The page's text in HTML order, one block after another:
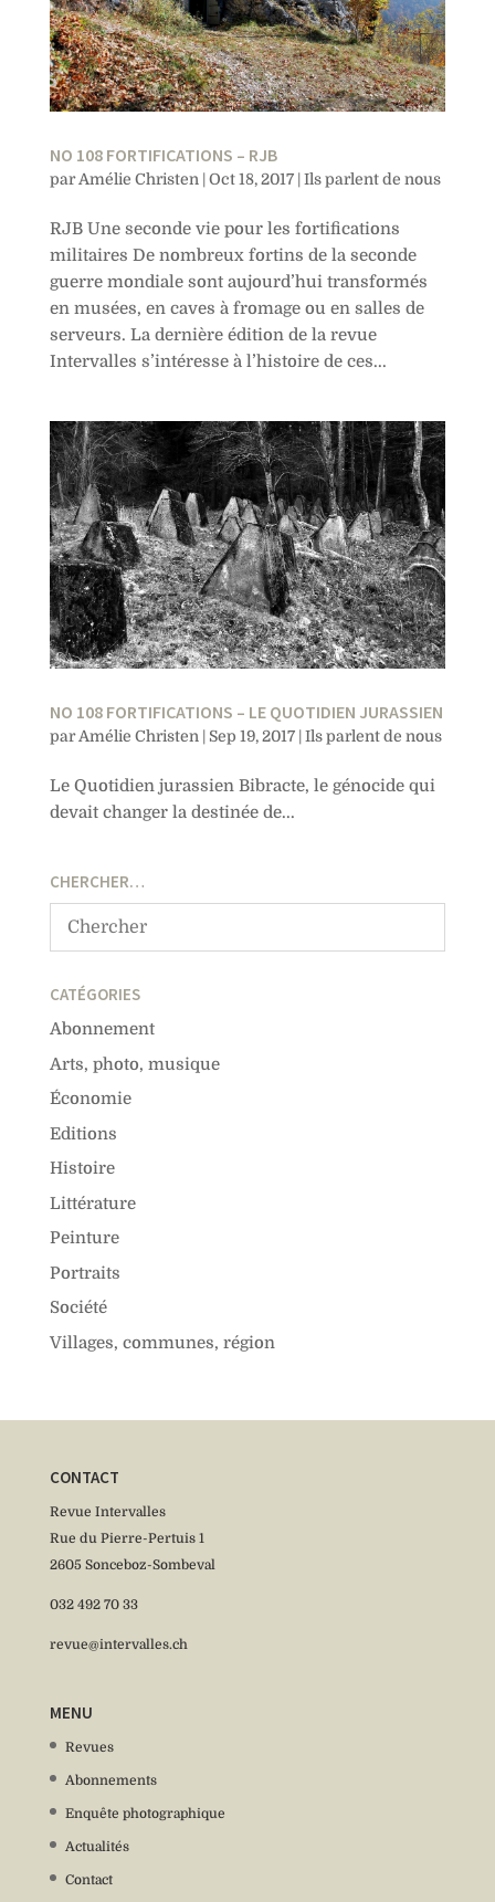
NO 108 FORTIFICATIONS – RJB
parAmélie Christen| Oct 18, 2017| Ils parlent de nous
RJB Une seconde vie pour les fortifications
militaires De nombreux fortins de la seconde
guerre mondiale sont aujourd’hui transformés
en musées, en caves à fromage ou en salles de
serveurs. La dernière édition de la revue
Intervalles s’intéresse à l’histoire de ces...
NO 108 FORTIFICATIONS – LE QUOTIDIEN JURASSIEN
parAmélie Christen| Sep 19, 2017| Ils parlent de nous
Le Quotidien jurassien Bibracte, le génocide qui
devait changer la destinée de...
CHERCHER…
CATÉGORIES
Abonnement
Arts, photo, musique
Économie
Editions
Histoire
Littérature
Peinture
Portraits
Société
Villages, communes, région
CONTACT
Revue Intervalles
Rue du Pierre-Pertuis 1
2605 Sonceboz-Sombeval
032 492 70 33
revue@intervalles.ch
MENU
Revues
Abonnements
Enquête photographique
Actualités
Contact